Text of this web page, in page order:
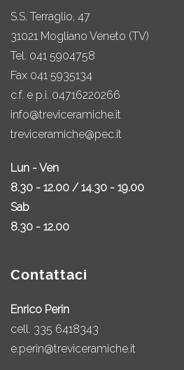
S.S. Terraglio, 47
31021 Mogliano Veneto (TV)
Tel. 041 5904758
Fax 041 5935134
c.f. e p.i. 04716220266
info@treviceramiche.it
treviceramiche@pec.it
Lun - Ven
8.30 - 12.00 / 14.30 - 19.00
Sab
8.30 - 12.00
Contattaci
Enrico Perin
cell. 335 6418343
e.perin@treviceramiche.it